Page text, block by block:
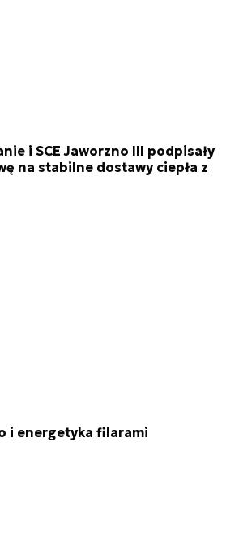
i SCE Jaworzno III podpisały
na stabilne dostawy ciepła z
i energetyka filarami